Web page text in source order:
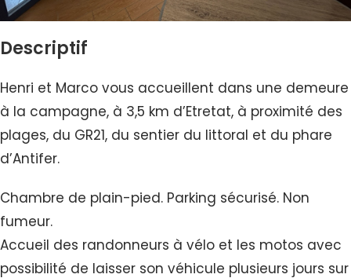
Descriptif
Henri et Marco vous accueillent dans une demeure
à la campagne, à 3,5 km d’Etretat, à proximité des
plages, du GR21, du sentier du littoral et du phare
d’Antifer.
Chambre de plain-pied. Parking sécurisé. Non
fumeur.
Accueil des randonneurs à vélo et les motos avec
possibilité de laisser son véhicule plusieurs jours sur